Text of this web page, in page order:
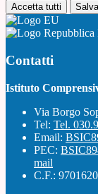
Accetta tutti
Contatti
Istituto
Via Borgo
Tel: Tel.
Email:
PEC:
mail
C.F.: